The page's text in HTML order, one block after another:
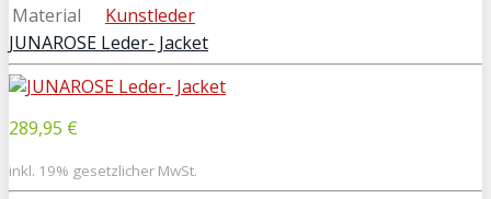
Material
Kunstleder
JUNAROSE Leder- Jacket
289,95 €
inkl. 19% gesetzlicher MwSt.